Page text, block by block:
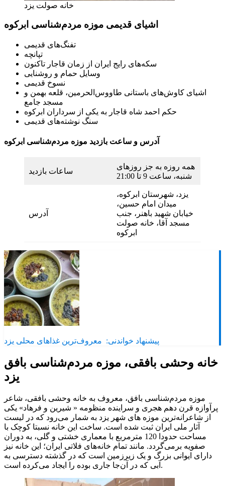
خانه صولت یزد
اشیای قدیمی موزه مردم‌شناسی ابرکوه
تفنگ‌های قدیمی
تپانچه
سکه‌های رایج ایران از زمان قاجار تاکنون
وسایل حمام و روشنایی
نسوخ قدیمی
اشیای کاوش‌های باستانی طاووس‌الحرمین، قلعه بهمن‌ و
مسجد جامع
حکم احمد شاه قاجار به یکی از سرداران ابرکوه
سنگ نوشته‌های قدیمی
آدرس و ساعت بازدید موزه مردم‌شناسی ابرکوه
ساعات بازدید
همه روزه به جز روزهای
شنبه، ساعت 9 تا 21:00
آدرس
یزد، شهرستان ابرکوه،
میدان امام حسین،
خیابان شهید باهنر، جنب
مسجد آقا، خانه صولت
ابرکوه
پیشنهاد خواندنی: معروف‌ترین غذاهای محلی یزد
خانه وحشی بافقی، موزه مردم‌شناسی بافق
یزد
موزه مردم‌شناسی بافق، معروف به خانه وحشی بافقی، شاعر
پرآوازه قرن دهم هجری و سراینده منظومه « شیرین و فرهاد» یکی
از شاعرانه‌ترین موزه های شهر یزد به شمار می‌رود که در لیست
آثار ملی ایران ثبت شده است. ساخت این خانه نسبتا کوچک با
مساحت حدودا 120 مترمربع با معماری خشتی و گلی، به دوران
صفویه برمی‌گردد. مانند تمام خانه‌های فلاتی ایران؛ این خانه نیز
دارای ایوانی بزرگ و یک زیرزمین است که در گذشته دسترسی به
آبی که در آن‌جا جاری بوده را ایجاد می‌کرده است.